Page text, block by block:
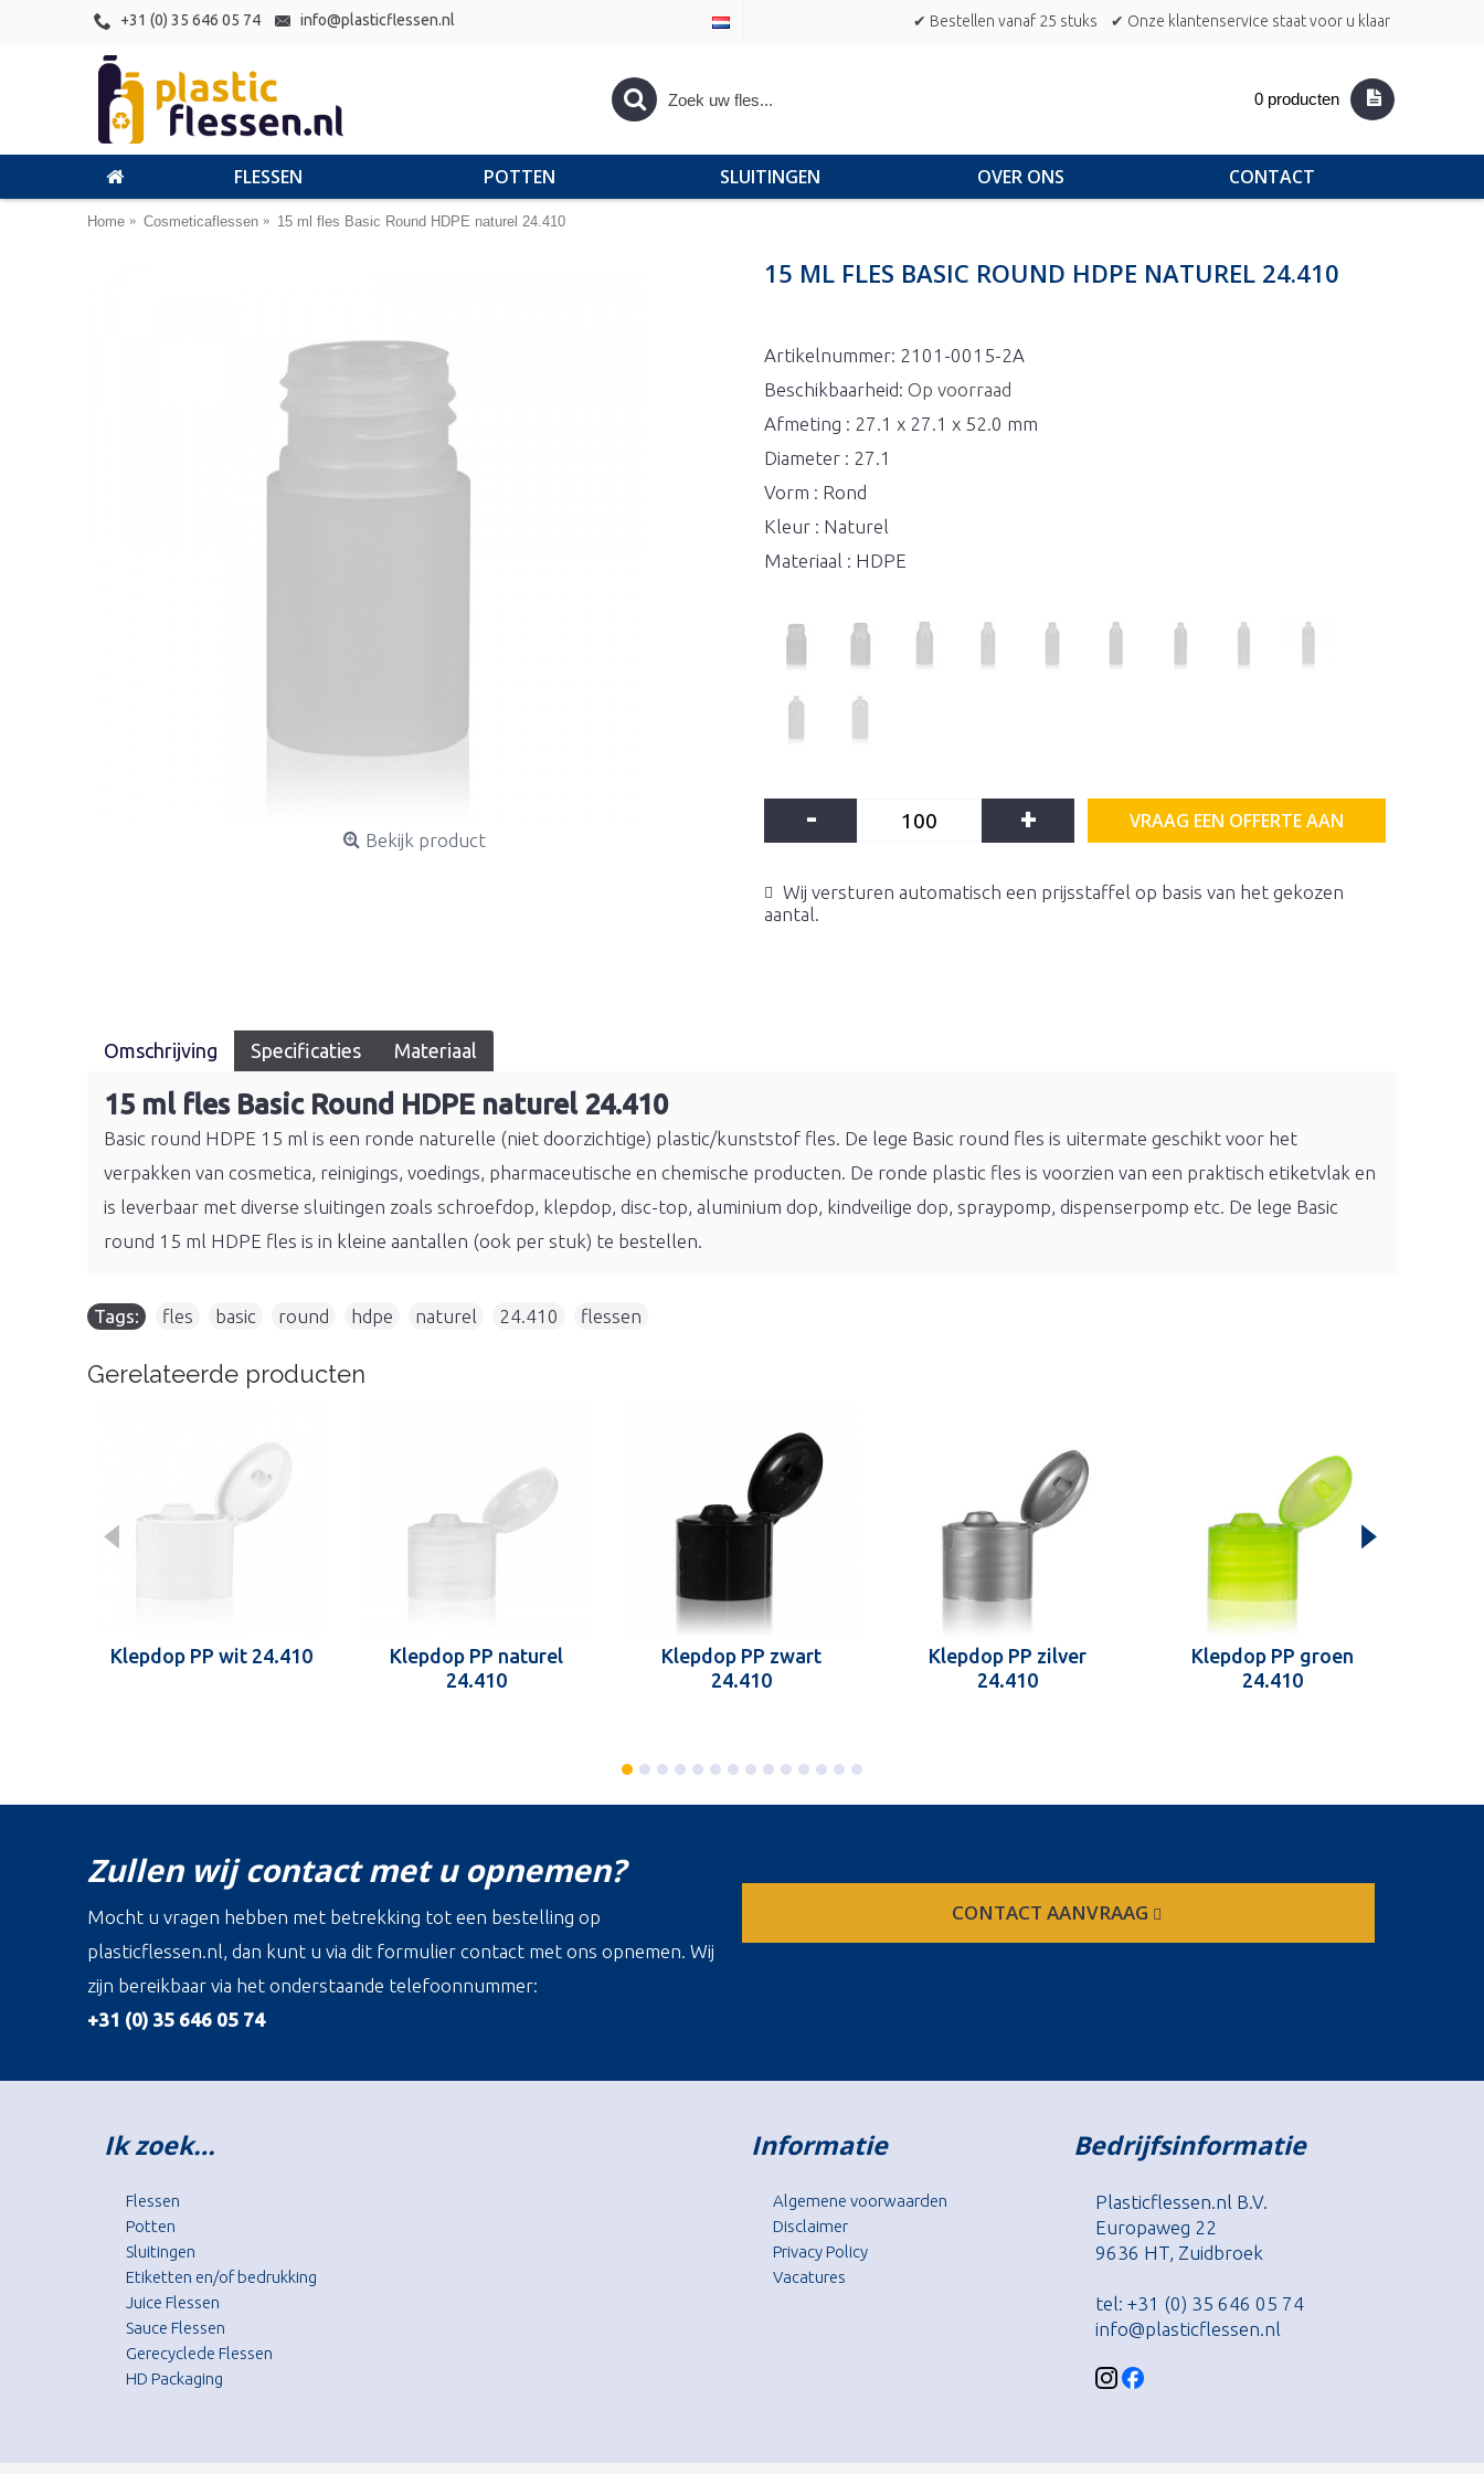
+31 (0) 35 646 05 74 info@plasticflessen.nl ✔ Bestellen vanaf 25 stuks ✔ Onze klantenservice staat voor u klaar
0 producten
FLESSEN POTTEN SLUITINGEN OVER ONS CONTACT
Home Cosmeticaflessen 15 ml fles Basic Round HDPE naturel 24.410
Bekijk product
15 ML FLES BASIC ROUND HDPE NATUREL 24.410
Artikelnummer: 2101-0015-2A
Beschikbaarheid: Op voorraad
Afmeting : 27.1 x 27.1 x 52.0 mm
Diameter : 27.1
Vorm : Rond
Kleur : Naturel
Materiaal : HDPE
- + VRAAG EEN OFFERTE AAN
Wij versturen automatisch een prijsstaffel op basis van het gekozen
aantal.
Omschrijving Specificaties Materiaal
15 ml fles Basic Round HDPE naturel 24.410
Basic round HDPE 15 ml is een ronde naturelle (niet doorzichtige) plastic/kunststof fles. De lege Basic round fles is uitermate geschikt voor het
verpakken van cosmetica, reinigings, voedings, pharmaceutische en chemische producten. De ronde plastic fles is voorzien van een praktisch etiketvlak en
is leverbaar met diverse sluitingen zoals schroefdop, klepdop, disc-top, aluminium dop, kindveilige dop, spraypomp, dispenserpomp etc. De lege Basic
round 15 ml HDPE fles is in kleine aantallen (ook per stuk) te bestellen.
Tags: fles basic round hdpe naturel 24.410 flessen
Gerelateerde producten
Klepdop PP wit 24.410
Klepdop PP naturel
24.410
Klepdop PP zwart
24.410
Klepdop PP zilver
24.410
Klepdop PP groen
24.410
Zullen wij contact met u opnemen?
Mocht u vragen hebben met betrekking tot een bestelling op
plasticflessen.nl, dan kunt u via dit formulier contact met ons opnemen. Wij
zijn bereikbaar via het onderstaande telefoonnummer:
+31 (0) 35 646 05 74
CONTACT AANVRAAG
Ik zoek…
Flessen
Potten
Sluitingen
Etiketten en/of bedrukking
Juice Flessen
Sauce Flessen
Gerecyclede Flessen
HD Packaging
Informatie
Algemene voorwaarden
Disclaimer
Privacy Policy
Vacatures
Bedrijfsinformatie
Plasticflessen.nl B.V.
Europaweg 22
9636 HT, Zuidbroek
tel: +31 (0) 35 646 05 74
info@plasticflessen.nl